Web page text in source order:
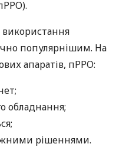
використання
популярнішим. На
апаратів, пРРО:
обладнання;
рішеннями.